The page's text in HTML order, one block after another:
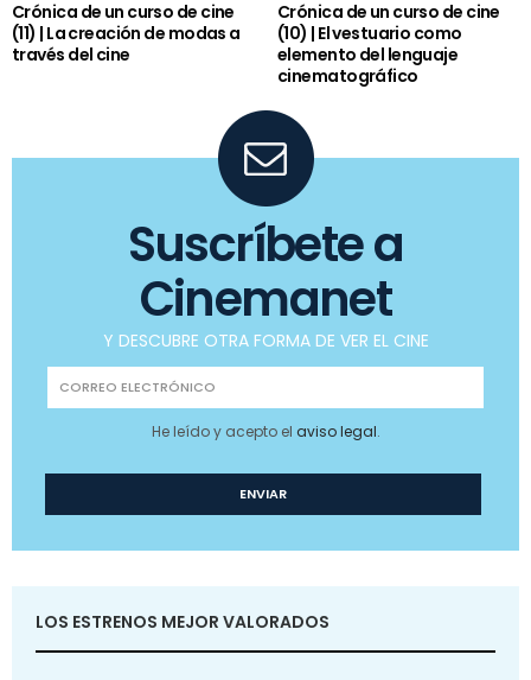
Crónica de un curso de cine
(11) | La creación de modas a
través del cine
Crónica de un curso de cine
(10) | El vestuario como
elemento del lenguaje
cinematográfico
Suscríbete a
Cinemanet
Y DESCUBRE OTRA FORMA DE VER EL CINE
He leído y acepto el aviso legal.
LOS ESTRENOS MEJOR VALORADOS